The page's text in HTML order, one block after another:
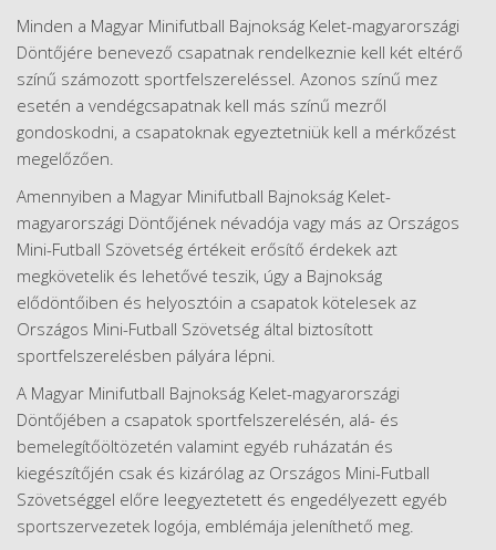
Minden a Magyar Minifutball Bajnokság Kelet-magyarországi
Döntőjére benevező csapatnak rendelkeznie kell két eltérő
színű számozott sportfelszereléssel. Azonos színű mez
esetén a vendégcsapatnak kell más színű mezről
gondoskodni, a csapatoknak egyeztetniük kell a mérkőzést
megelőzően.
Amennyiben a Magyar Minifutball Bajnokság Kelet-
magyarországi Döntőjének névadója vagy más az Országos
Mini-Futball Szövetség értékeit erősítő érdekek azt
megkövetelik és lehetővé teszik, úgy a Bajnokság
elődöntőiben és helyosztóin a csapatok kötelesek az
Országos Mini-Futball Szövetség által biztosított
sportfelszerelésben pályára lépni.
A Magyar Minifutball Bajnokság Kelet-magyarországi
Döntőjében a csapatok sportfelszerelésén, alá- és
bemelegítőöltözetén valamint egyéb ruházatán és
kiegészítőjén csak és kizárólag az Országos Mini-Futball
Szövetséggel előre leegyeztetett és engedélyezett egyéb
sportszervezetek logója, emblémája jeleníthető meg.